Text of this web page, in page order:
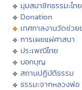
มุมสมาชิกธรรมะไทย
Donation
เทศกาลงานวัดช่วย
การเผยแผ่ศาสนา
ประเพณีไทย
บอกบุญ
สถานปฏิบัติธรรม
ธรรมะจากหลวงพ่อ